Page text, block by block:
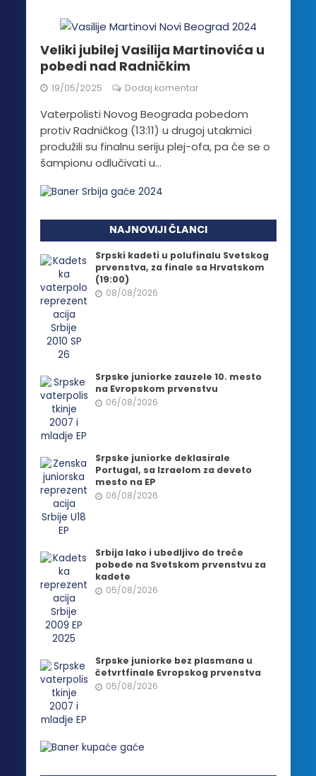
Veliki jubilej Vasilija Martinovića u
pobedi nad Radničkim
19/05/2025 Dodaj komentar
Vaterpolisti Novog Beograda pobedom
protiv Radničkog (13:11) u drugoj utakmici
produžili su finalnu seriju plej-ofa, pa će se o
šampionu odlučivati u...
NAJNOVIJI ČLANCI
Srpski kadeti u polufinalu Svetskog
prvenstva, za finale sa Hrvatskom
(19:00)
08/08/2026
Srpske juniorke zauzele 10. mesto
na Evropskom prvenstvu
06/08/2026
Srpske juniorke deklasirale
Portugal, sa Izraelom za deveto
mesto na EP
06/08/2026
Srbija lako i ubedljivo do treće
pobede na Svetskom prvenstvu za
kadete
05/08/2026
Srpske juniorke bez plasmana u
četvrtfinale Evropskog prvenstva
05/08/2026